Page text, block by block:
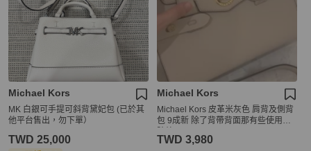
Michael Kors
MK 白銀可手提可斜背黛妃包 (已於其
他平台售出，勿下單）
TWD 25,000
Michael Kors
Michael Kors 皮革米灰色 肩背及側背
包 9成新 除了背帶背面那有些使用痕
TWD 3,980